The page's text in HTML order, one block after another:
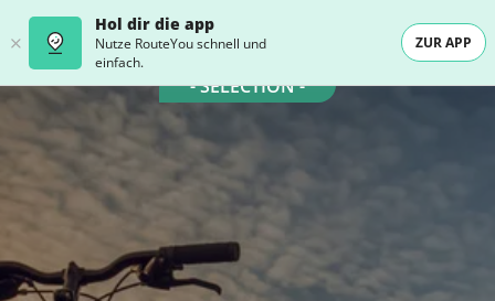
Hol dir die app
Nutze RouteYou schnell und
einfach.
ZUR APP
- SELECTION -